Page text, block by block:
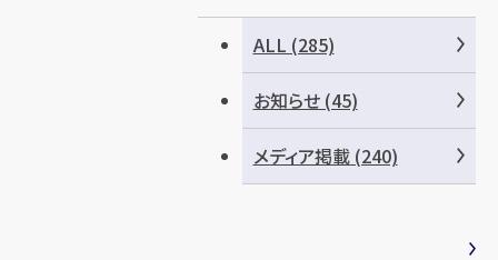
ALL (285)
お知らせ (45)
メディア掲載 (240)